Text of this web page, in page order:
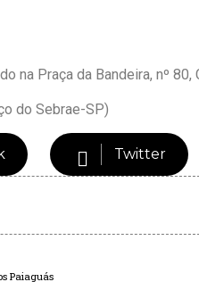
na Praça da Bandeira, nº
do Sebrae-SP)
Twitter
Paiaguás